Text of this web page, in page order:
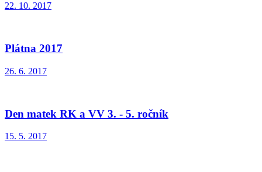
22. 10. 2017
Plátna 2017
26. 6. 2017
Den matek RK a VV 3. - 5. ročník
15. 5. 2017